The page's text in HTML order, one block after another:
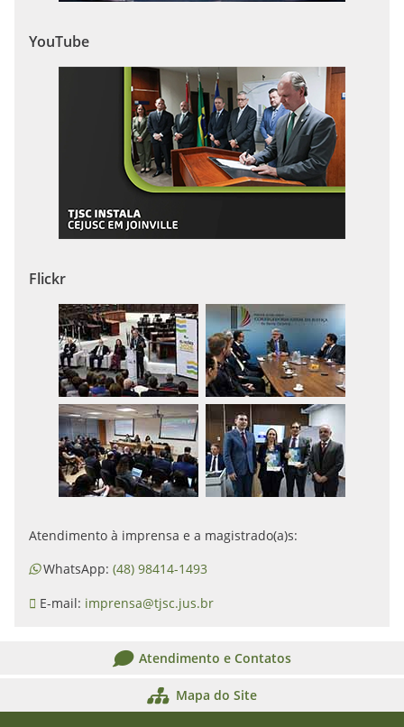
YouTube
Flickr
Atendimento à imprensa e a magistrado(a)s:
WhatsApp: (48) 98414-1493
E-mail: imprensa@tjsc.jus.br
Atendimento e Contatos
Mapa do Site